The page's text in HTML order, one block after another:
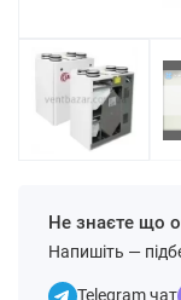
Не знаєте що
Напишіть —
Telegram чат